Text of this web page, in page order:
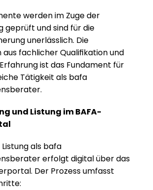
werden im Zuge der
geprüft und sind für die
unerlässlich. Die
aus fachlicher Qualifikation und
ist das Fundament für
Tätigkeit als bafa
und Listung im BAFA-
als bafa
erfolgt digital über das
Der Prozess umfasst